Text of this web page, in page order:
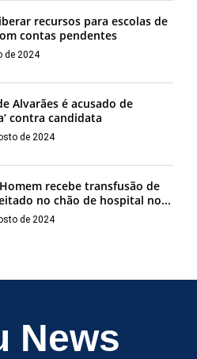
recursos para escolas de
contas pendentes
de 2024
Alvarães é acusado de
contra candidata
de 2024
recebe transfusão de
no chão de hospital no...
de 2024
News